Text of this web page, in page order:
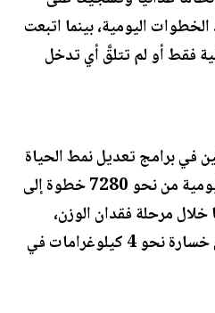
اليومية، بينما اتبعت
فقط أو لم تتلقَّ أي تدخل
في برامج تعديل نمط الحياة
رفعوا متوسط خطواتهم اليومية من نحو 7280 خطوة إلى
يوميًا خلال مرحلة فقدان الوزن،
وتمكنوا في الوقت نفسه من خسارة نحو 4 كيلوغرامات في